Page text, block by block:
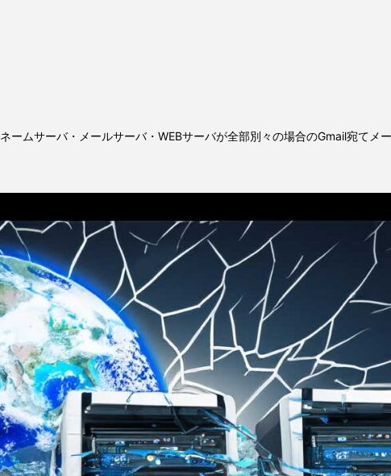
ネームサーバ・メールサーバ・WEBサーバが全部別々の場合のGmail宛てメ